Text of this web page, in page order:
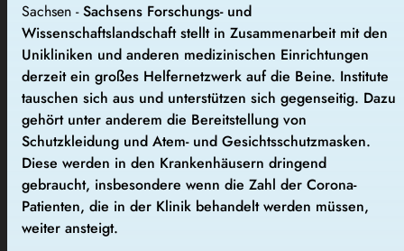
Sachsen -Sachsens Forschungs- und
Wissenschaftslandschaft stellt in Zusammenarbeit mit den
Unikliniken und anderen medizinischen Einrichtungen
derzeit ein großes Helfernetzwerk auf die Beine. Institute
tauschen sich aus und unterstützen sich gegenseitig. Dazu
gehört unter anderem die Bereitstellung von
Schutzkleidung und Atem- und Gesichtsschutzmasken.
Diese werden in den Krankenhäusern dringend
gebraucht, insbesondere wenn die Zahl der Corona-
Patienten, die in der Klinik behandelt werden müssen,
weiter ansteigt.